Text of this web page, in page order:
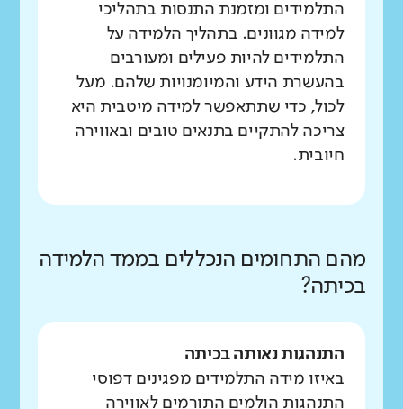
התלמידים ומזמנת התנסות בתהליכי
למידה מגוונים. בתהליך הלמידה על
התלמידים להיות פעילים ומעורבים
בהעשרת הידע והמיומנויות שלהם. מעל
לכול, כדי שתתאפשר למידה מיטבית היא
צריכה להתקיים בתנאים טובים ובאווירה
חיובית.
מהם התחומים הנכללים בממד הלמידה
בכיתה?
התנהגות נאותה בכיתה
באיזו מידה התלמידים מפגינים דפוסי
התנהגות הולמים התורמים לאווירה